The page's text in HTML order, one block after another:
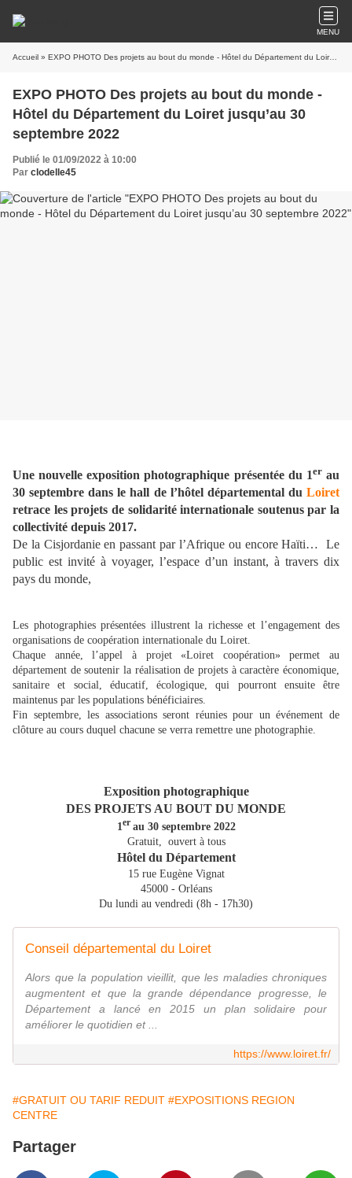
MENU
Accueil » EXPO PHOTO Des projets au bout du monde - Hôtel du Département du Loiret jusqu’au 30 septembre 2022
EXPO PHOTO Des projets au bout du monde -
Hôtel du Département du Loiret jusqu’au 30
septembre 2022
Publié le 01/09/2022 à 10:00
Par clodelle45
Une nouvelle exposition photographique présentée du 1erau
30 septembre dans le hall de l’hôtel départemental du Loiret
retrace les projets de solidarité internationale soutenus par la
collectivité depuis 2017.
De la Cisjordanie en passant par l’Afrique ou encore Haïti… Le
public est invité à voyager, l’espace d’un instant, à travers dix
pays du monde,
Les photographies présentées illustrent la richesse et l’engagement des
organisations de coopération internationale du Loiret.
Chaque année, l’appel à projet «Loiret coopération» permet au
département de soutenir la réalisation de projets à caractère économique,
sanitaire et social, éducatif, écologique, qui pourront ensuite être
maintenus par les populations bénéficiaires.
Fin septembre, les associations seront réunies pour un événement de
clôture au cours duquel chacune se verra remettre une photographie.
Exposition photographique
DES PROJETS AU BOUT DU MONDE
1er au 30 septembre 2022
Gratuit, ouvert à tous
Hôtel du Département
15 rue Eugène Vignat
45000 - Orléans
Du lundi au vendredi (8h - 17h30)
Conseil départemental du Loiret
Alors que la population vieillit, que les maladies chroniques
augmentent et que la grande dépendance progresse, le
Département a lancé en 2015 un plan solidaire pour
améliorer le quotidien et ...
https://www.loiret.fr/
#GRATUIT OU TARIF REDUIT #EXPOSITIONS REGION
CENTRE
Partager